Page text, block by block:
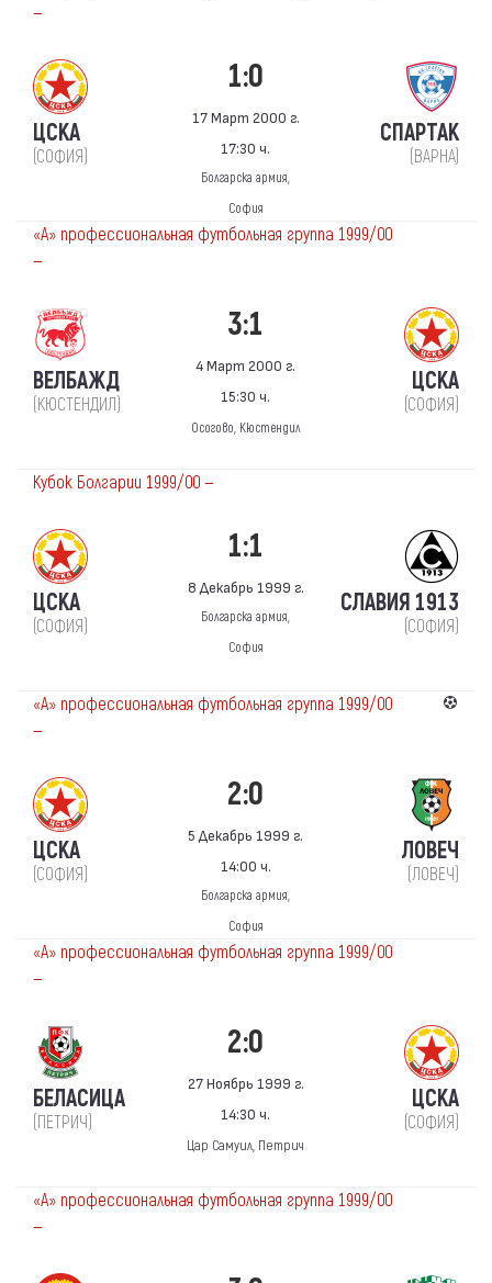
—
ЦСКА
(СОФИЯ)
1:0
17 Март 2000 г.
17:30 ч.
Болгарска армия,
София
СПАРТАК
(ВАРНА)
«А» профессиональная футбольная группа 1999/00
—
ВЕЛБАЖД
(КЮСТЕНДИЛ)
3:1
4 Март 2000 г.
15:30 ч.
Осогово, Кюстендил
ЦСКА
(СОФИЯ)
Кубок Болгарии 1999/00 —
ЦСКА
(СОФИЯ)
1:1
8 Декабрь 1999 г.
Болгарска армия,
София
СЛАВИЯ 1913
(СОФИЯ)
«А» профессиональная футбольная группа 1999/00
—
ЦСКА
(СОФИЯ)
2:0
5 Декабрь 1999 г.
14:00 ч.
Болгарска армия,
София
ЛОВЕЧ
(ЛОВЕЧ)
«А» профессиональная футбольная группа 1999/00
—
БЕЛАСИЦА
(ПЕТРИЧ)
2:0
27 Ноябрь 1999 г.
14:30 ч.
Цар Самуил, Петрич
ЦСКА
(СОФИЯ)
«А» профессиональная футбольная группа 1999/00
—